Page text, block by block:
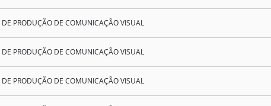
DE PRODUÇÃO DE COMUNICAÇÃO VISUAL
DE PRODUÇÃO DE COMUNICAÇÃO VISUAL
DE PRODUÇÃO DE COMUNICAÇÃO VISUAL